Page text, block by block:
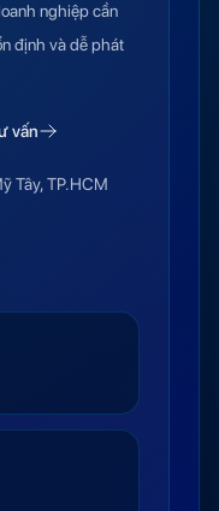
nghiệp cần
định và dễ phát
vấn
Tây, TP.HCM